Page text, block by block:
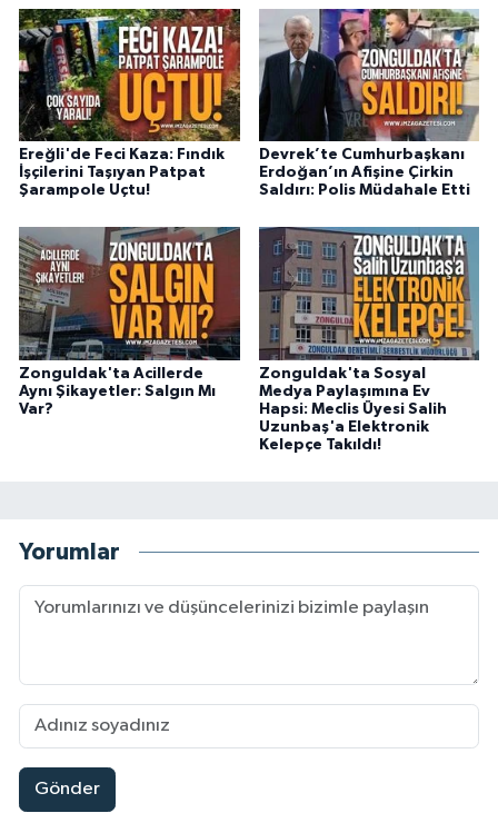
Ereğli'de Feci Kaza: Fındık
İşçilerini Taşıyan Patpat
Şarampole Uçtu!
Devrek’te Cumhurbaşkanı
Erdoğan’ın Afişine Çirkin
Saldırı: Polis Müdahale Etti
Zonguldak'ta Acillerde
Aynı Şikayetler: Salgın Mı
Var?
Zonguldak'ta Sosyal
Medya Paylaşımına Ev
Hapsi: Meclis Üyesi Salih
Uzunbaş'a Elektronik
Kelepçe Takıldı!
Yorumlar
Gönder